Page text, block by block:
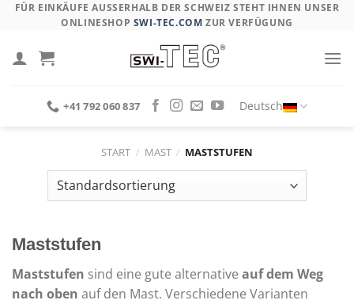
Skip
content
FÜR EINKÄUFE AUSSERHALB DER SCHWEIZ STEHT IHNEN UNSER O
NLINESHOP SWI-TEC.COM ZUR VERFÜGUNG
+41 792 060 837 Deutsch
START / MAST / MASTSTUFEN
Maststufen
Maststufen sind eine gute alternative auf dem Weg
nach oben auf den Mast. Verschiedene Varianten